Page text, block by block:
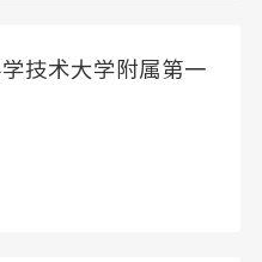
技术大学附属第一